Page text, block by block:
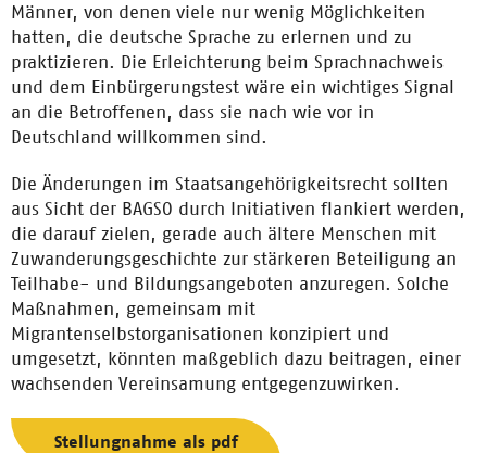
Männer, von denen viele nur wenig Möglichkeiten
hatten, die deutsche Sprache zu erlernen und zu
praktizieren. Die Erleichterung beim Sprachnachweis
und dem Einbürgerungstest wäre ein wichtiges Signal
an die Betroffenen, dass sie nach wie vor in
Deutschland willkommen sind.
Die Änderungen im Staatsangehörigkeitsrecht sollten
aus Sicht der BAGSO durch Initiativen flankiert werden,
die darauf zielen, gerade auch ältere Menschen mit
Zuwanderungsgeschichte zur stärkeren Beteiligung an
Teilhabe- und Bildungsangeboten anzuregen. Solche
Maßnahmen, gemeinsam mit
Migrantenselbstorganisationen konzipiert und
umgesetzt, könnten maßgeblich dazu beitragen, einer
wachsenden Vereinsamung entgegenzuwirken.
Stellungnahme als pdf